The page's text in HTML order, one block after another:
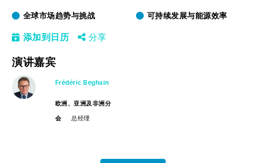
全球市场趋势与挑战 可持续发展与能源效率
添加到日历 分享
演讲嘉宾
Frédéric Beghain
欧洲、亚洲及非洲分
会 总经理